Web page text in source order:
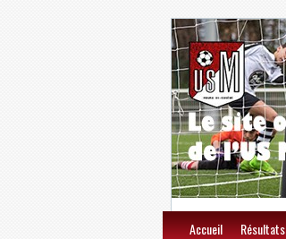
Accueil Résultats